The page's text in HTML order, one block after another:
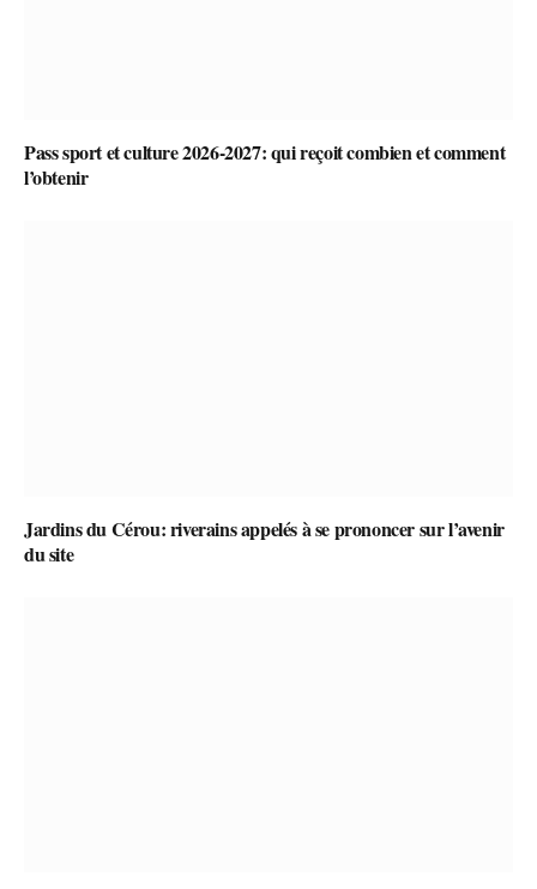
Pass sport et culture 2026-2027: qui reçoit combien et comment
l’obtenir
Jardins du Cérou: riverains appelés à se prononcer sur l’avenir
du site